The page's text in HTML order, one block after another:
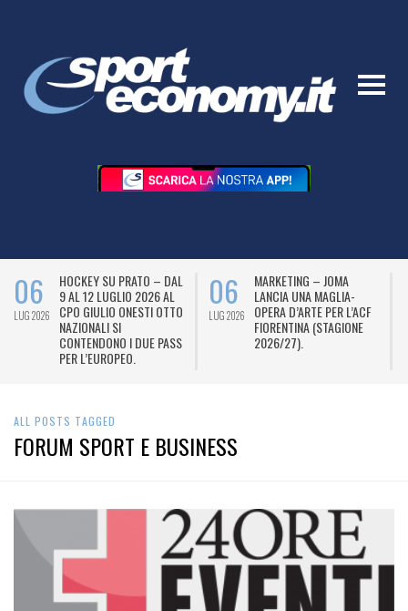
06
LUG 2026
HOCKEY SU PRATO – DAL
9 AL 12 LUGLIO 2026 AL
CPO GIULIO ONESTI OTTO
NAZIONALI SI
CONTENDONO I DUE PASS
PER L’EUROPEO.
06
LUG 2026
MARKETING – JOMA
LANCIA UNA MAGLIA-
OPERA D’ARTE PER L’ACF
FIORENTINA (STAGIONE
2026/27).
ALL POSTS TAGGED
FORUM SPORT E BUSINESS